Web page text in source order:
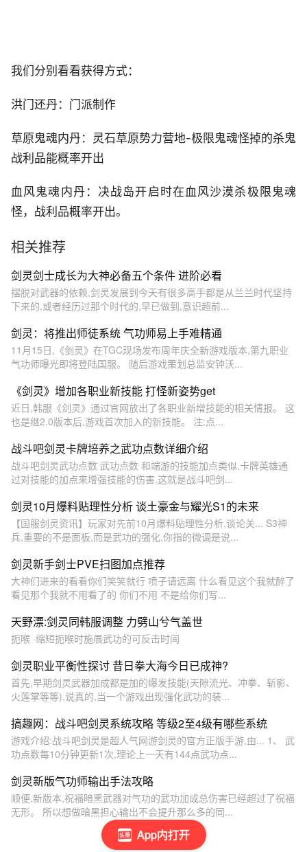
App内打开
我们分别看看获得方式：
洪门还丹：门派制作
草原鬼魂内丹：灵石草原势力营地-极限鬼魂怪掉的杀鬼
战利品能概率开出
血风鬼魂内丹：决战岛开启时在血风沙漠杀极限鬼魂
怪，战利品概率开出。
相关推荐
剑灵剑士成长为大神必备五个条件 进阶必看
摆脱对武器的依赖,剑灵发展到今天有很多高手都是从兰兰时代坚持
下来的,或者经历过那个时代的,早已做到,意识超前...
剑灵：将推出师徒系统 气功师易上手难精通
11月15日,《剑灵》在TGC现场发布周年庆全新游戏版本,第九职业
气功师曝光即将登陆国服。 随后游戏策划总监安钟沃...
《剑灵》增加各职业新技能 打怪新姿势get
近日,韩服《剑灵》通过官网放出了各职业新增技能的相关情报。 这
也是继2.0版本后,游戏首次加入的新技能。 注:点...
战斗吧剑灵卡牌培养之武功点数详细介绍
战斗吧剑灵武功点数 武功点数 和端游的技能加点类似,卡牌英雄通
过对技能的加点来增强技能的伤害,这就是战斗吧剑...
剑灵10月爆料贴理性分析 谈土豪金与耀光S1的未来
【国服剑灵资讯】玩家对先前10月爆料贴理性分析,谈论关... S3神
兵,重要的不是面板,而是武功的强化,你指的微调是说...
剑灵新手剑士PVE扫图加点推荐
大神们进来的看看你们笑笑就行 喷子请远离 什么看见这个我就醉了
看见那个我就不用看了的 你们不用 不是给你们写...
天野漂:剑灵同韩服调整 力劈山兮气盖世
扼喉 ·缩短扼喉时施展武功的可反击时间
剑灵职业平衡性探讨 昔日拳大海今日已成神?
首先,早期剑灵武器加成都是加的爆发技能(天隙流光、冲拳、斩影、
火莲掌等等),说真的,当一个游戏出现强化武功的装...
搞趣网：战斗吧剑灵系统攻略 等级2至4级有哪些系统
游戏介绍:战斗吧剑灵是超人气网游剑灵的官方正版手游,由... 1、 武
功点数每10分钟更新1次,理论上一天有144点武功点...
剑灵新版气功师输出手法攻略
顺便,新版本,祝福暗黑武器对气功的武功加成总伤害已经超过了祝福
无形。 所以想做暗黑担心输出不会提升那么多的同...